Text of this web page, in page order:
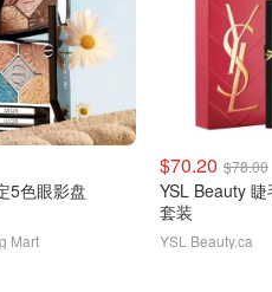
5色眼影盘
Mart
$70.20 $78.00
YSL Beauty
套装
YSL Beauty.ca